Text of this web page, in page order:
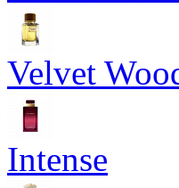
Velvet
Intense